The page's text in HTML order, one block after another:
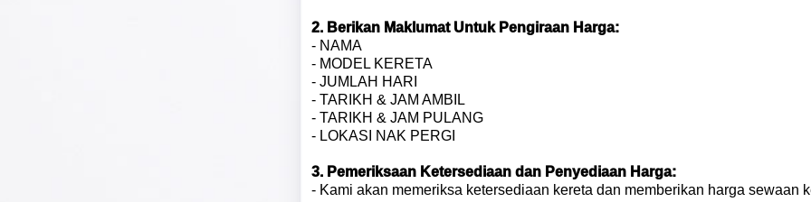
2. Berikan Maklumat Untuk Pengiraan Harga:
- NAMA
- MODEL KERETA
- JUMLAH HARI
- TARIKH & JAM AMBIL
- TARIKH & JAM PULANG
- LOKASI NAK PERGI
3. Pemeriksaan Ketersediaan dan Penyediaan Harga:
- Kami akan memeriksa ketersediaan kereta dan memberikan harga sewaan